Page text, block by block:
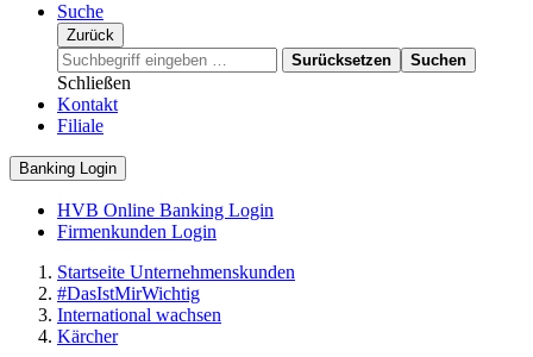
Suche
Zurück
Surücksetzen
Suchen
Schließen
Kontakt
Filiale
Banking Login
HVB Online Banking Login
Firmenkunden Login
Startseite Unternehmenskunden
#DasIstMirWichtig
International wachsen
Kärcher